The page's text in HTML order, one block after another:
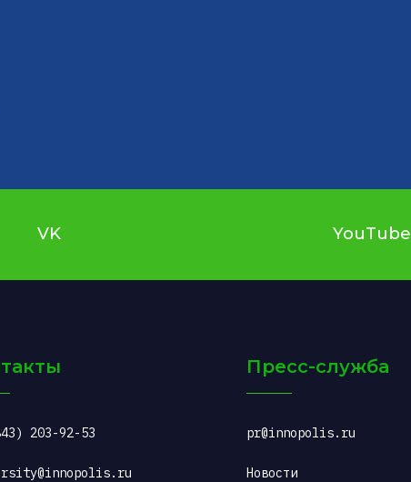
VK YouTube
203-92-53
Пресс-служба
pr@innopolis.ru
Новости